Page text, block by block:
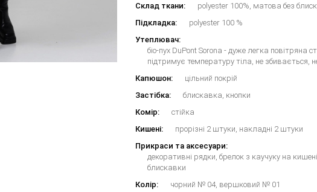
Склад ткани:
polyester 100%, матова без
Підкладка:
polyester 100 %
Утеплювач:
біо-пух DuPont Sorona - дуже легка повітряна
підтримує температуру тіла, не збивається,
Капюшон:
цільний покрій
Застібка:
блискавка, кнопки
Комір:
стійка
Кишені:
прорізні 2 штуки, накладні 2 штуки
Прикраси та аксесуари:
декоративні рядки, брелок з каучуку на
блискавки
Колір:
чорний № 04, вершковий № 01